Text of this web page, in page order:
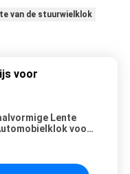
van de stuurwielklok
voor
Lente
voor